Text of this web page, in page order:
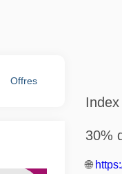
Offres
30%
🌐